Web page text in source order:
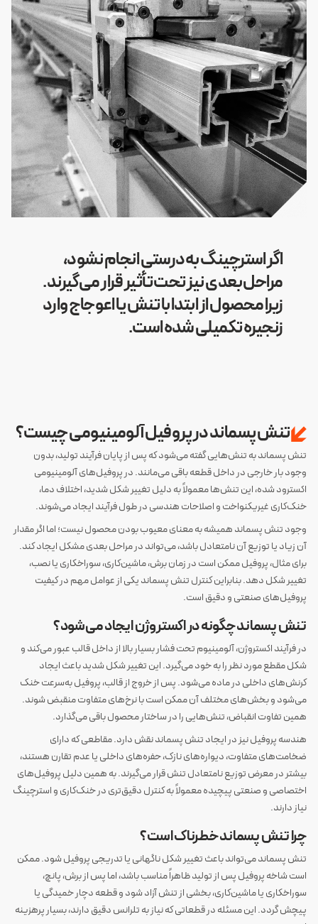
اگر استرچینگ به‌درستی انجام نشود،
مراحل بعدی نیز تحت تأثیر قرار می‌گیرند.
زیرا محصول از ابتدا با تنش یا اعوجاج وارد
زنجیره تکمیلی شده است.
تنش پسماند در پروفیل آلومینیومی چیست؟
تنش پسماند به تنش‌هایی گفته می‌شود که پس از پایان فرآیند تولید، بدون
وجود بار خارجی در داخل قطعه باقی می‌مانند. در پروفیل‌های آلومینیومی
اکسترود شده، این تنش‌ها معمولاً به دلیل تغییر شکل شدید، اختلاف دما،
خنک‌کاری غیریکنواخت و اصلاحات هندسی در طول فرآیند ایجاد می‌شوند.
وجود تنش پسماند همیشه به معنای معیوب بودن محصول نیست؛ اما اگر مقدار
آن زیاد یا توزیع آن نامتعادل باشد، می‌تواند در مراحل بعدی مشکل ایجاد کند.
برای مثال، پروفیل ممکن است در زمان برش، ماشین‌کاری، سوراخکاری یا نصب،
تغییر شکل دهد. بنابراین کنترل تنش پسماند یکی از عوامل مهم در کیفیت
پروفیل‌های صنعتی و دقیق است.
تنش پسماند چگونه در اکستروژن ایجاد می‌شود؟
در فرآیند اکستروژن، آلومینیوم تحت فشار بسیار بالا از داخل قالب عبور می‌کند و
شکل مقطع مورد نظر را به خود می‌گیرد. این تغییر شکل شدید باعث ایجاد
کرنش‌های داخلی در ماده می‌شود. پس از خروج از قالب، پروفیل به‌سرعت خنک
می‌شود و بخش‌های مختلف آن ممکن است با نرخ‌های متفاوت منقبض شوند.
همین تفاوت انقباض، تنش‌هایی را در ساختار محصول باقی می‌گذارد.
هندسه پروفیل نیز در ایجاد تنش پسماند نقش دارد. مقاطعی که دارای
ضخامت‌های متفاوت، دیواره‌های نازک، حفره‌های داخلی یا عدم تقارن هستند،
بیشتر در معرض توزیع نامتعادل تنش قرار می‌گیرند. به همین دلیل پروفیل‌های
اختصاصی و صنعتی پیچیده معمولاً به کنترل دقیق‌تری در خنک‌کاری و استرچینگ
نیاز دارند.
چرا تنش پسماند خطرناک است؟
تنش پسماند می‌تواند باعث تغییر شکل ناگهانی یا تدریجی پروفیل شود. ممکن
است شاخه پروفیل پس از تولید ظاهراً مناسب باشد، اما پس از برش، پانچ،
سوراخکاری یا ماشین‌کاری، بخشی از تنش آزاد شود و قطعه دچار خمیدگی یا
پیچش گردد. این مسئله در قطعاتی که نیاز به تلرانس دقیق دارند، بسیار پرهزینه